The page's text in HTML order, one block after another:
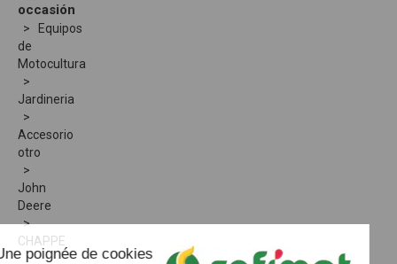
occasión
Equipos
de
Motocultura
Jardineria
Accesorio
otro
John
Deere
CHAPPE